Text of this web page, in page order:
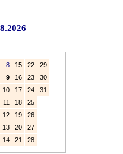
8 15 22
29
9 16 23
30
10 17 24
31
11 18
25
12 19
26
13 20
27
14 21 28